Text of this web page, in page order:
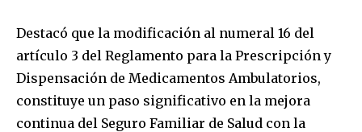
Destacó que la modificación al numeral 16 del
artículo 3 del Reglamento para la Prescripción y
Dispensación de Medicamentos Ambulatorios,
constituye un paso significativo en la mejora
continua del Seguro Familiar de Salud con la